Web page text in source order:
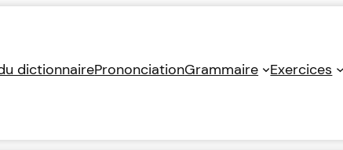
dictionnairePrononciationGrammaire Exercices